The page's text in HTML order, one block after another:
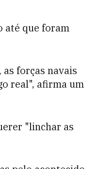
até que foram
forças navais
real", afirma um
"linchar as